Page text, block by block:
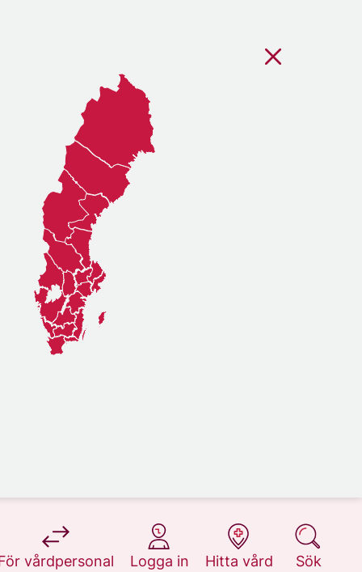
vårdpersonal
på 1177.se
Logga in
på 1177.se
Hitta vård
på 1177.se
Sök
på 1177.se